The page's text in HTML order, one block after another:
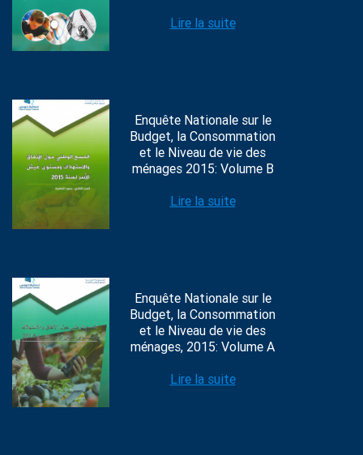
Lire la suite
Enquête Nationale sur le
Budget, la Consommation
et le Niveau de vie des
ménages 2015: Volume B
Lire la suite
Enquête Nationale sur le
Budget, la Consommation
et le Niveau de vie des
ménages, 2015: Volume A
Lire la suite